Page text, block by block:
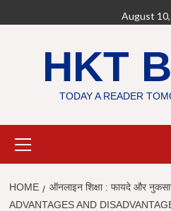
to
August
HKT
TODAY A READER
Menu
HOME
ऑनलाइन शिक्षा : फायदे और
ADVANTAGES AND